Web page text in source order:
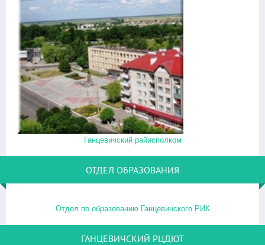
Ганцевичский райисполком
ОТДЕЛ ОБРАЗОВАНИЯ
Отдел по образованию Ганцевичского РИК
ГАНЦЕВИЧСКИЙ РЦДЮТ